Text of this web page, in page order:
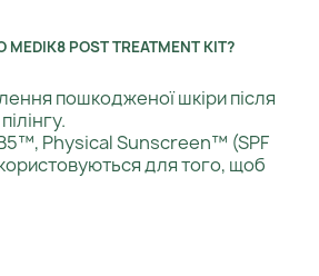
POST TREATMENT KIT?
пошкодженої шкіри після
Physical Sunscreen™ (SPF
для того, щоб